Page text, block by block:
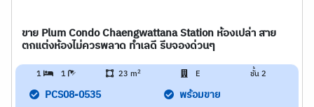
ขาย Plum Condo Chaengwattana Station ห้องเปล่า สาย
ตกแต่งห้องไม่ควรพลาด ทำเลดี รีบจองด่วนๆ
1 1 23 m2 E ชั้น 2
PCS08-0535 พร้อมขาย